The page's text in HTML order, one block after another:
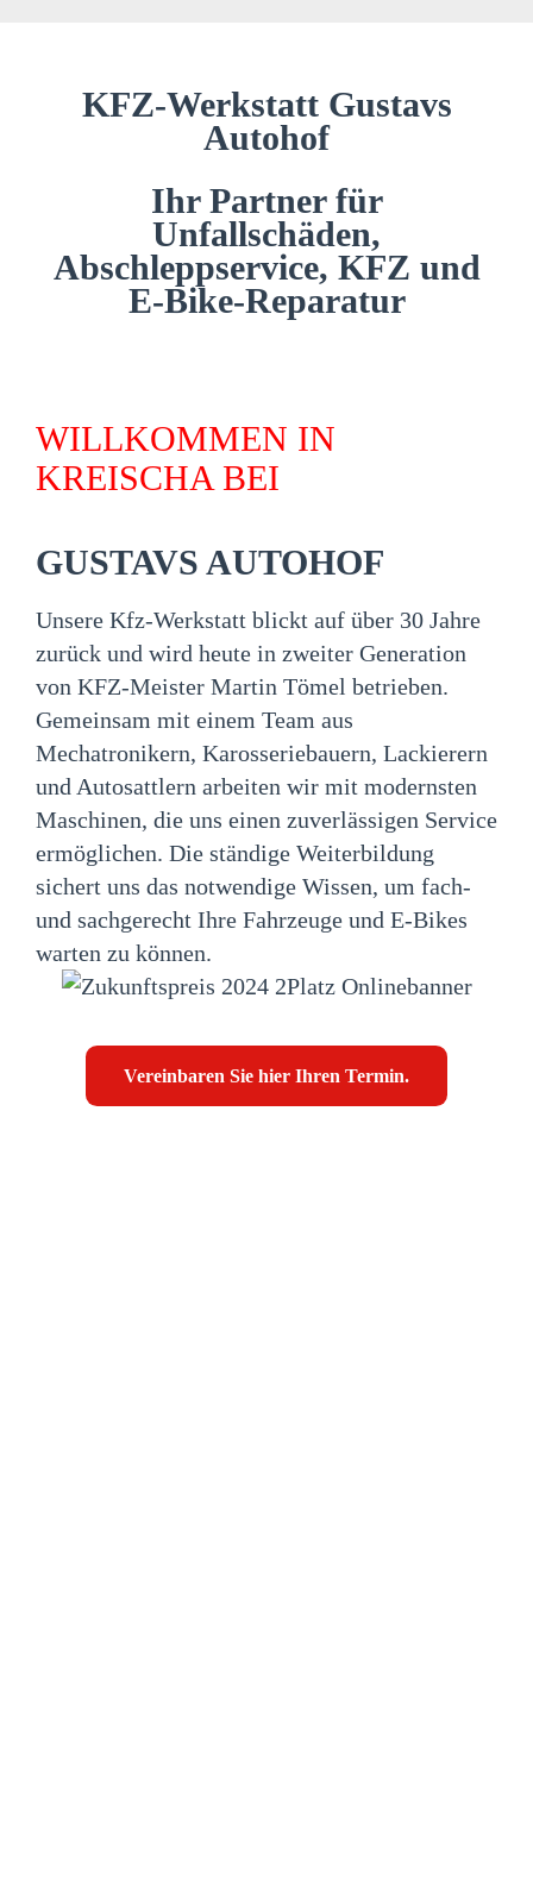
KFZ-Werkstatt Gustavs
Autohof
Ihr Partner für
Unfallschäden,
Abschleppservice, KFZ und
E-Bike-Reparatur
WILLKOMMEN IN
KREISCHA BEI
GUSTAVS AUTOHOF
Unsere Kfz-Werkstatt blickt auf über 30 Jahre
zurück und wird heute in zweiter Generation
von KFZ-Meister Martin Tömel betrieben.
Gemeinsam mit einem Team aus
Mechatronikern, Karosseriebauern, Lackierern
und Autosattlern arbeiten wir mit modernsten
Maschinen, die uns einen zuverlässigen Service
ermöglichen. Die ständige Weiterbildung
sichert uns das notwendige Wissen, um fach-
und sachgerecht Ihre Fahrzeuge und E-Bikes
warten zu können.
Vereinbaren Sie hier Ihren Termin.